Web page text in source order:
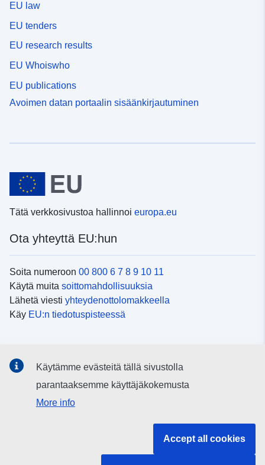
EU law
EU tenders
EU research results
EU Whoiswho
EU publications
Avoimen datan portaalin sisäänkirjautuminen
Tätä verkkosivustoa hallinnoi europa.eu
Ota yhteyttä EU:hun
Soita numeroon 00 800 6 7 8 9 10 11
Käytä muita soittomahdollisuuksia
Lähetä viesti yhteydenottolomakkeella
Käy EU:n tiedotuspisteessä
sosiaalisessa mediassa
EU:n toimielimet ja muut elimet
Käytämme evästeitä tällä sivustolla
parantaaksemme käyttäjäkokemusta
More info
Accept all cookies